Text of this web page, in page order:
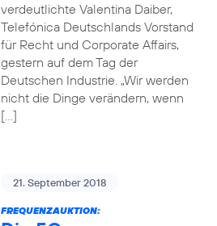
verdeutlichte Valentina Daiber,
Telefónica Deutschlands Vorstand
für Recht und Corporate Affairs,
gestern auf dem Tag der
Deutschen Industrie. „Wir werden
nicht die Dinge verändern, wenn
[…]
21. September 2018
FREQUENZAUKTION: